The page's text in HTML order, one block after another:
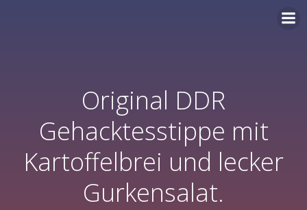
Original DDR
Gehacktesstippe mit
Kartoffelbrei und lecker
Gurkensalat.